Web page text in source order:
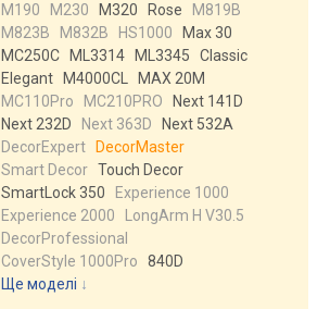
M190
M230 M320 Rose
M819B
M823B
M832B HS1000
Max 30
MC250C
ML3314 ML3345
Classic
Elegant
M4000CL
MAX 20M
MC110Pro
MC210PRO
Next 141D
Next 232D
Next 363D
Next 532A
DecorExpert
DecorMaster
Smart Decor Touch Decor
SmartLock 350
Experience 1000
Experience 2000
LongArm H V30.5
DecorProfessional
CoverStyle 1000Pro
840D
Ще моделі ↓